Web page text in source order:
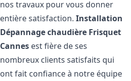
nos travaux pour vous donner
entière satisfaction.Installation
Dépannage chaudière Frisquet
Cannes est fière de ses
nombreux clients satisfaits qui
ont fait confiance à notre équipe